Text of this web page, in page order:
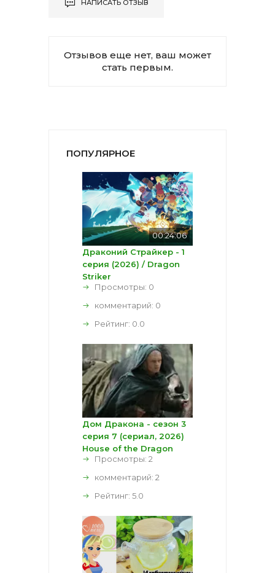
НАПИСАТЬ ОТЗЫВ
Отзывов еще нет, ваш может
стать первым.
ПОПУЛЯРНОЕ
00:24:06
Драконий Страйкер - 1
серия (2026) / Dragon
Striker
Просмотры: 0
комментарий: 0
Рейтинг: 0.0
Дом Дракона - сезон 3
серия 7 (сериал, 2026)
House of the Dragon
Просмотры: 2
комментарий: 2
Рейтинг: 5.0